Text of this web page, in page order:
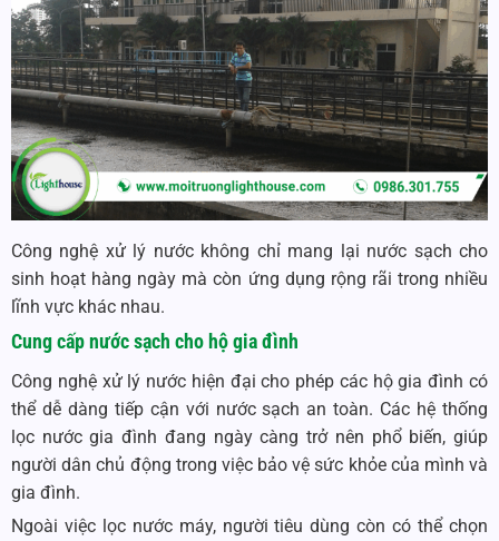
Công nghệ xử lý nước không chỉ mang lại nước sạch cho
sinh hoạt hàng ngày mà còn ứng dụng rộng rãi trong nhiều
lĩnh vực khác nhau.
Cung cấp nước sạch cho hộ gia đình
Công nghệ xử lý nước hiện đại cho phép các hộ gia đình có
thể dễ dàng tiếp cận với nước sạch an toàn. Các hệ thống
lọc nước gia đình đang ngày càng trở nên phổ biến, giúp
người dân chủ động trong việc bảo vệ sức khỏe của mình và
gia đình.
Ngoài việc lọc nước máy, người tiêu dùng còn có thể chọn